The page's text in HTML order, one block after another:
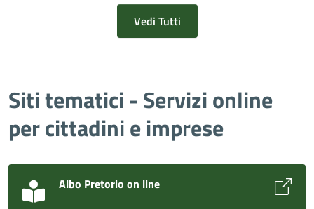
Vedi Tutti
Siti tematici - Servizi online
per cittadini e imprese
Albo Pretorio on line